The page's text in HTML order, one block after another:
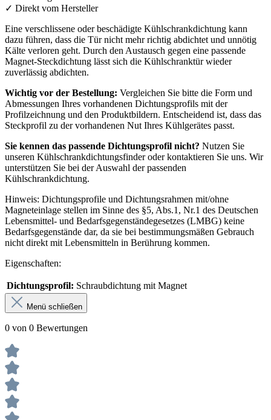
✓ Direkt vom Hersteller
Eine verschlissene oder beschädigte Kühlschrankdichtung kann
dazu führen, dass die Tür nicht mehr richtig abdichtet und unnötig
Kälte verloren geht. Durch den Austausch gegen eine passende
Magnet-Steckdichtung lässt sich die Kühlschranktür wieder
zuverlässig abdichten.
Wichtig vor der Bestellung: Vergleichen Sie bitte die Form und
Abmessungen Ihres vorhandenen Dichtungsprofils mit der
Profilzeichnung und den Produktbildern. Entscheidend ist, dass das
Steckprofil zu der vorhandenen Nut Ihres Kühlgerätes passt.
Sie kennen das passende Dichtungsprofil nicht? Nutzen Sie
unseren Kühlschrankdichtungsfinder oder kontaktieren Sie uns. Wir
unterstützen Sie bei der Auswahl der passenden
Kühlschrankdichtung.
Hinweis: Dichtungsprofile und Dichtungsrahmen mit/ohne
Magneteinlage stellen im Sinne des §5, Abs.1, Nr.1 des Deutschen
Lebensmittel- und Bedarfsgegenständegesetzes (LMBG) keine
Bedarfsgegenstände dar, da sie bei bestimmungsmäßen Gebrauch
nicht direkt mit Lebensmitteln in Berührung kommen.
Eigenschaften:
Dichtungsprofil: Schraubdichtung mit Magnet
Menü schließen
0 von 0 Bewertungen